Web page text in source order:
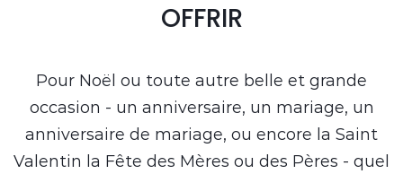
OFFRIR
Pour Noël ou toute autre belle et grande
occasion - un anniversaire, un mariage, un
anniversaire de mariage, ou encore la Saint
Valentin la Fête des Mères ou des Pères - quel